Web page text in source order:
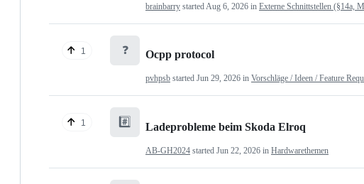
brainbarry startedAug 6, 2026 in Externe Schnittstellen (§14a,
1 ❓ Ocpp protocol
pvhpsb started Jun 29, 2026 in Vorschläge / Ideen / Feature
1 #️⃣ Ladeprobleme beim Skoda Elroq
AB-GH2024 started Jun 22, 2026 in Hardwarethemen